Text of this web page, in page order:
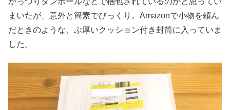
まいたが、意外と簡素でびっくり。Amazonで小物を頼ん
だときのような、ぶ厚いクッション付き封筒に入っていま
した。